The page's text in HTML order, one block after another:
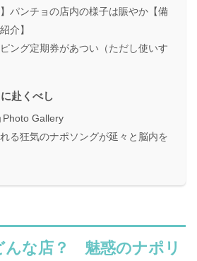
】パンチョの店内の様子は賑やか【備
介】
ピング定期券があつい（ただし使いす
赴くべし
Photo Gallery
る狂気のナポソングが延々と脳内を
んな店？ 魅惑のナポリ